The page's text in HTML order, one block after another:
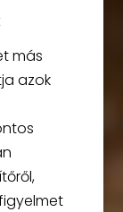
más
azok